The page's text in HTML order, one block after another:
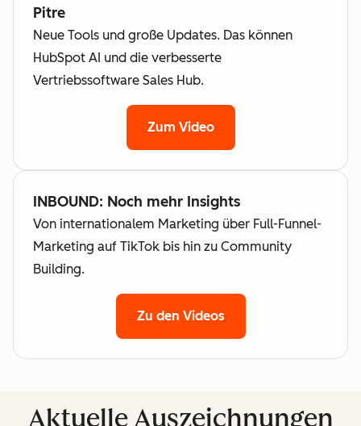
Pitre
Neue Tools und große Updates. Das können
HubSpot AI und die verbesserte
Vertriebssoftware Sales Hub.
Zum Video
INBOUND: Noch mehr Insights
Von internationalem Marketing über Full-Funnel-
Marketing auf TikTok bis hin zu Community
Building.
Zu den Videos
Aktuelle Auszeichnungen